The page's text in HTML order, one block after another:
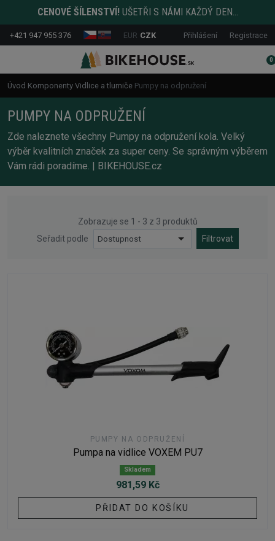
CENOVÉ ŠÍLENSTVÍ! UŠETŘI S NÁMI KAŽDÝ DEN...
+421 947 955 376 EUR CZK Přihlášení Registrace
0
Úvod Komponenty Vidlice a tlumiče Pumpy na odpružení
PUMPY NA ODPRUŽENÍ
Zde naleznete všechny Pumpy na odpružení kola. Velký
výběr kvalitních značek za super ceny. Se správným výběrem
Vám rádi poradíme. | BIKEHOUSE.cz
Zobrazuje se 1 - 3 z 3 produktů
Seřadit podle
Dostupnost Filtrovat
PUMPY NA ODPRUŽENÍ
Pumpa na vidlice VOXEM PU7
Skladem
981,59 Kč
PŘIDAT DO KOŠÍKU